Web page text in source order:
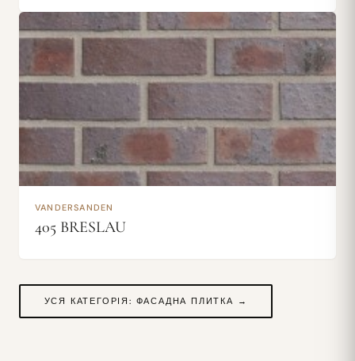
VANDERSANDEN
405 BRESLAU
УСЯ КАТЕГОРІЯ: ФАСАДНА ПЛИТКА →